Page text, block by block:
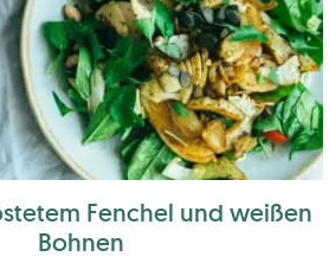
Fenchel und weißen
Bohnen